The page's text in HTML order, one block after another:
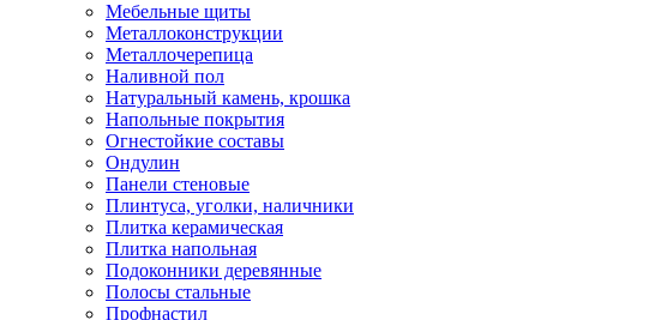
Мебельные щиты
Металлоконструкции
Металлочерепица
Наливной пол
Натуральный камень, крошка
Напольные покрытия
Огнестойкие составы
Ондулин
Панели стеновые
Плинтуса, уголки, наличники
Плитка керамическая
Плитка напольная
Подоконники деревянные
Полосы стальные
Профнастил